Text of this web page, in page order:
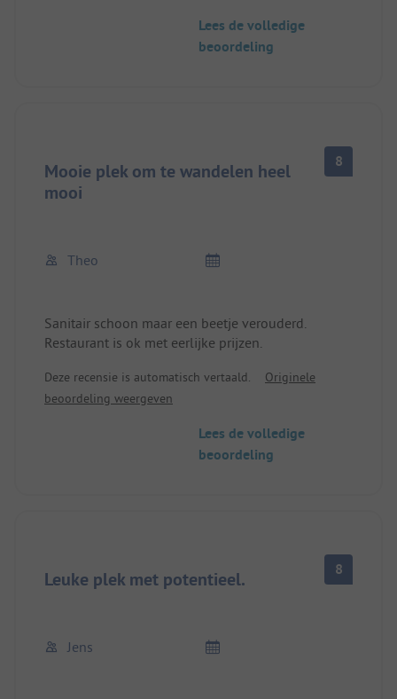
is zeer vriendelijk, absoluut aan te raden. Wi-Fi is
zwak, maar werkt. De sanitaire voorzieningen zijn
Lees de volledige
beoordeling
Mooie plek om te wandelen heel
mooi
8
Theo
Sanitair schoon maar een beetje verouderd.
Restaurant is ok met eerlijke prijzen.
Deze recensie is automatisch vertaald.
Originele
beoordeling weergeven
Lees de volledige
beoordeling
Leuke plek met potentieel. 8
Jens